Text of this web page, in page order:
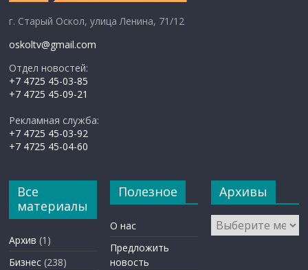
г. Старый Оскол, улица Ленина, 71/12
oskoltv@gmail.com
Отдел новостей:
+7 4725 45-03-85
+7 4725 45-09-21
Рекламная служба:
+7 4725 45-03-92
+7 4725 45-04-60
Все
материалы
Архив (1)
Бизнес (238)
Полезное
О нас
Предложить
новость
Архивы
Архивы